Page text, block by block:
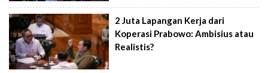
2 Juta Lapangan Kerja dari
Koperasi Prabowo: Ambisius atau
Realistis?